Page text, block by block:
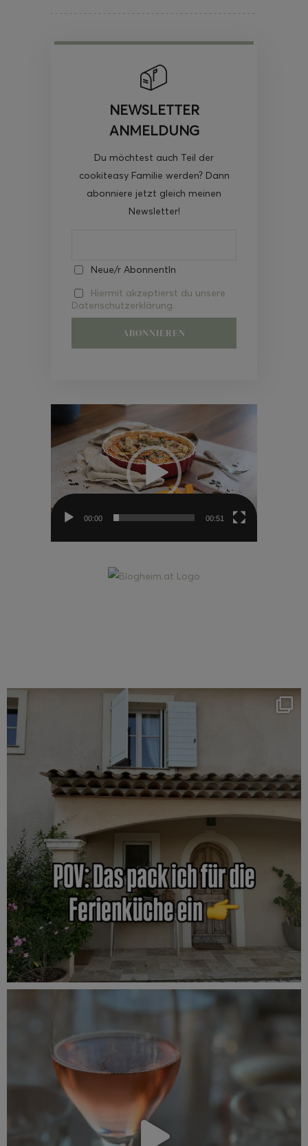
NEWSLETTER
ANMELDUNG
Du möchtest auch Teil der
cookiteasy Familie werden? Dann
abonniere jetzt gleich meinen
Newsletter!
Neue/r AbonnentIn
Hiermit akzeptierst du unsere
Datenschutzerklärung.
Video-
00:00 00:51